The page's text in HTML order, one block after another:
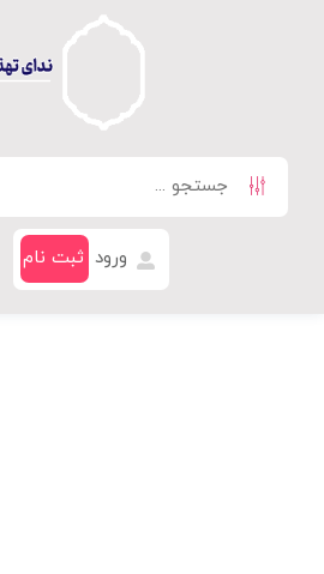
ورود ثبت نام